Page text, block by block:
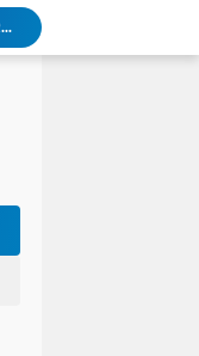
Wali Kota Pariaman Salurkan Bantuan bagi Korban Pohon Tumbang, Rumah Rusak Berat Akan Dibedah
Wali Kota Pariaman Ajukan Rancangan KUA-PPAS APBD 2027, Pendapatan Diproyeksikan Rp626,1 Miliar
Wali Kota Pariaman Hadiri Penguatan Relawan Pancasila, Tekankan Implementasi Nilai Pancasila dalam Pelayanan Publik